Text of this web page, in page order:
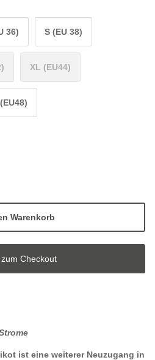
36) S (EU 38)
XL (EU44)
Warenkorb
Checkout
ist eine weiterer Neuzugang in